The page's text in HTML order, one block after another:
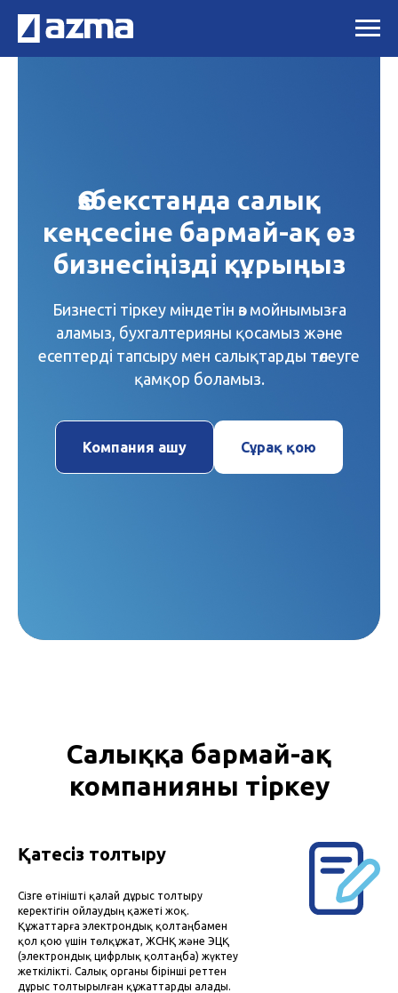
Өзбекстанда салық
кеңсесіне бармай-ақ өз
бизнесіңізді құрыңыз
Бизнесті тіркеу міндетін өз мойнымызға
аламыз, бухгалтерияны қосамыз және
есептерді тапсыру мен салықтарды төлеуге
қамқор боламыз.
Компания ашу Сұрақ қою
Салыққа бармай-ақ
компанияны тіркеу
Қатесіз толтыру
Сізге өтінішті қалай дұрыс толтыру
керектігін ойлаудың қажеті жоқ.
Құжаттарға электрондық қолтаңбамен
қол қою үшін төлқұжат, ЖСНҚ және ЭЦҚ
(электрондық цифрлық қолтаңба) жүктеу
жеткілікті. Салық органы бірінші реттен
дұрыс толтырылған құжаттарды алады.